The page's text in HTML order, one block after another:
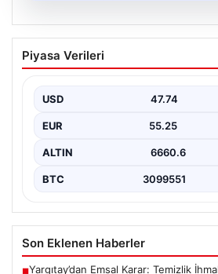
Kelebek.Org İle Dijital
Sertifikalı Adresi Ve Chat
kurması kritik bir değer ifade
Piyasa Verileri
USD 47.74
EUR 55.25
ALTIN 6660.6
BTC 3099551
Son Eklenen Haberler
■Yargıtay’dan Emsal Karar: Temizlik